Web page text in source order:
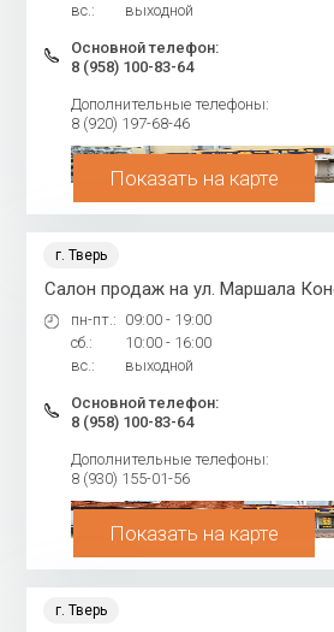
вс.:
выходной
Основной телефон:
8 (958) 100-83-64
Дополнительные телефоны:
8 (920) 197-68-46
Показать на карте
г. Тверь
Салон продаж на ул. Маршала
пн-пт.: 09:00 - 19:00
сб.:
10:00 - 16:00
вс.:
выходной
Основной телефон:
8 (958) 100-83-64
Дополнительные телефоны:
8 (930) 155-01-56
Показать на карте
г. Тверь